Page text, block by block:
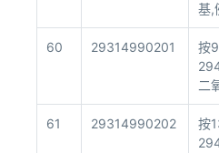
基,
60 29314990201
按
二
61 29314990202
按